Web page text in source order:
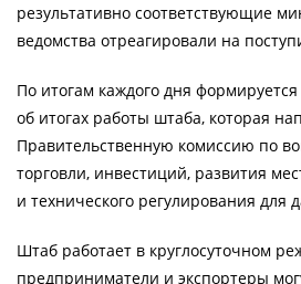
результативно соответствующие
ведомства отреагировали на
По итогам каждого дня
об итогах работы штаба, которая
Правительственную комиссию по
торговли, инвестиций, развития
и технического регулирования для
Штаб работает в круглосуточном
предприниматели и экспортеры